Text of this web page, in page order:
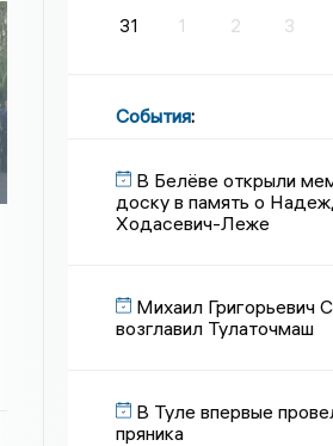
31
1 2 3
События:
В Белёве открыли
доску в память о
Ходасевич-Леже
Михаил Григорьевич
возглавил Тулаточмаш
В Туле впервые
пряника